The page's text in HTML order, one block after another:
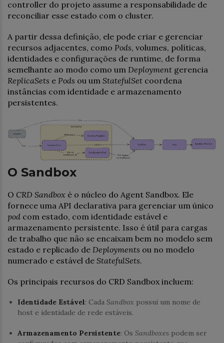
controller do projeto assume a responsabilidade de
reconciliar esse estado com o cluster.
A partir dessa definição, ele pode criar e gerenciar
recursos adjacentes, como Pods, volumes, políticas,
identidades e configurações de runtime, de forma
semelhante ao modo como um Deployment gerencia
ReplicaSets e Pods ou um StatefulSet coordena
instâncias com identidade e armazenamento
persistentes.
O Sandbox
O CRD Sandbox é o núcleo do Agent Sandbox. Ele
fornece uma API declarativa para gerenciar um único
pod com estado, com identidade estável e
armazenamento persistente. Isso é útil para cargas
de trabalho que não se encaixam bem no modelo sem
estado e replicado de Deployments ou no modelo
numerado e estável de StatefulSets.
Os principais recursos do CRD Sandbox incluem:
Identidade Estável: Cada Sandbox possui um nome de
host e identidade de rede estáveis.
Armazenamento Persistente: Os Sandboxes podem ser